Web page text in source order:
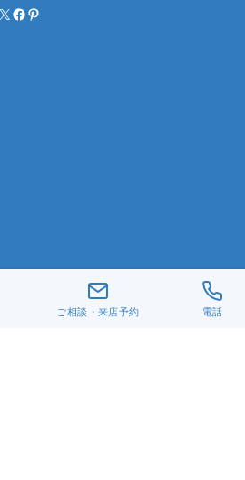
X Facebook Pinterest
ご相談・来店予約 電話